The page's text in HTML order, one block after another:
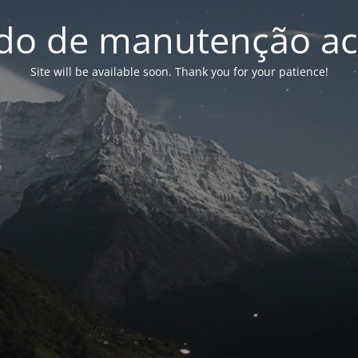
de manutenção
Site will be available soon. Thank you for your patience!